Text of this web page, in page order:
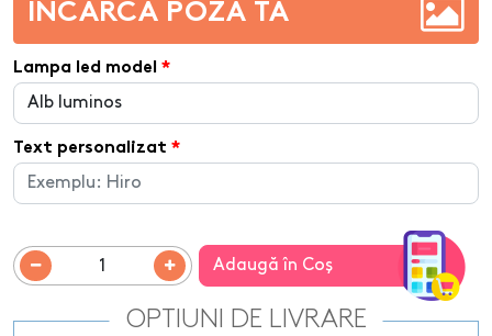
ÎNCARCĂ POZA TA
Lampa led model
Text personalizat
Adaugă în Coş
OPTIUNI DE LIVRARE